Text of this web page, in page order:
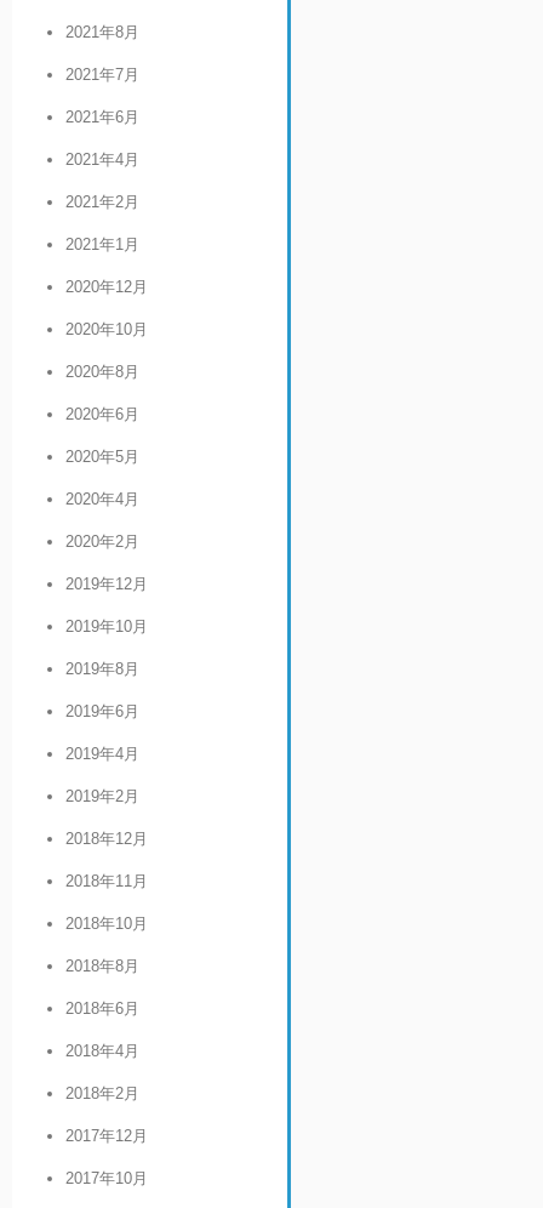
2021年8月
2021年7月
2021年6月
2021年4月
2021年2月
2021年1月
2020年12月
2020年10月
2020年8月
2020年6月
2020年5月
2020年4月
2020年2月
2019年12月
2019年10月
2019年8月
2019年6月
2019年4月
2019年2月
2018年12月
2018年11月
2018年10月
2018年8月
2018年6月
2018年4月
2018年2月
2017年12月
2017年10月